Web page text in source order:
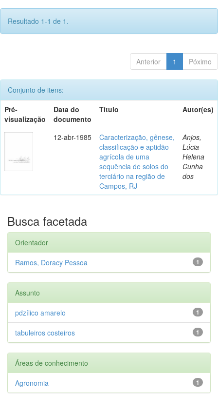
Resultado 1-1 de 1.
Anterior 1 Póximo
Conjunto de itens:
Pré-
visualização
Data do
documento
Título Autor(es)
12-abr-1985
Caracterização, gênese,
classificação e aptidão
agrícola de uma
sequência de solos do
terciário na região de
Campos, RJ
Anjos,
Lúcia
Helena
Cunha
dos
Busca facetada
Orientador
1
Ramos, Doracy Pessoa
Assunto
1
pdzílico amarelo
1
tabuleiros costeiros
Áreas de conhecimento
1
Agronomia